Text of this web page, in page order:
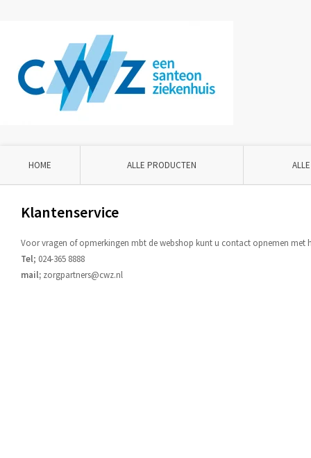
HOME ALLE PRODUCTEN
Klantenservice
Voor vragen of opmerkingen mbt de webshop kunt u contact opnemen met
Tel; 024-365 8888
mail; zorgpartners@cwz.nl